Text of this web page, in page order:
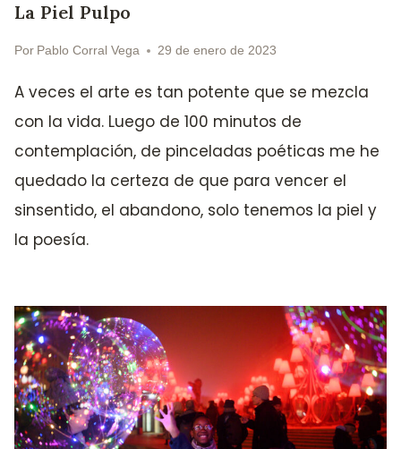
La Piel Pulpo
Por Pablo Corral Vega 29 de enero de 2023
A veces el arte es tan potente que se mezcla
con la vida. Luego de 100 minutos de
contemplación, de pinceladas poéticas me he
quedado la certeza de que para vencer el
sinsentido, el abandono, solo tenemos la piel y
la poesía.